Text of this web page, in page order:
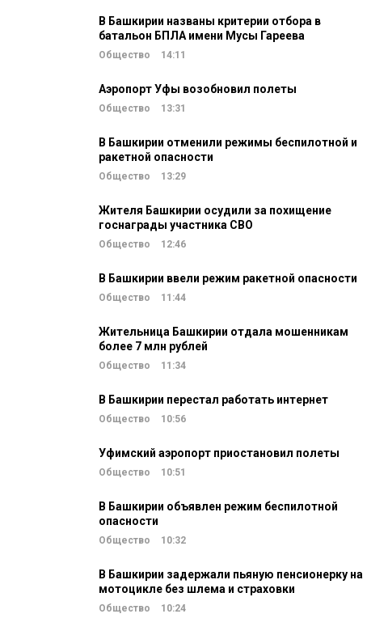
В Башкирии названы критерии отбора в
батальон БПЛА имени Мусы Гареева
Общество 14:11
Аэропорт Уфы возобновил полеты
Общество 13:31
В Башкирии отменили режимы беспилотной и
ракетной опасности
Общество 13:29
Жителя Башкирии осудили за похищение
госнаграды участника СВО
Общество 12:46
В Башкирии ввели режим ракетной опасности
Общество 11:44
Жительница Башкирии отдала мошенникам
более 7 млн рублей
Общество 11:34
В Башкирии перестал работать интернет
Общество 10:56
Уфимский аэропорт приостановил полеты
Общество 10:51
В Башкирии объявлен режим беспилотной
опасности
Общество 10:32
В Башкирии задержали пьяную пенсионерку на
мотоцикле без шлема и страховки
Общество 10:24